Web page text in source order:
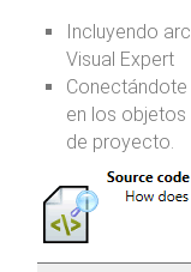
Incluyendo
Visual Expert
Conectándote
en los objetos
de proyecto.